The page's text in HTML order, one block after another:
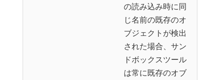
の読み込み時に同
じ名前の既存のオ
ブジェクトが検出
された場合、サン
ドボックスツール
は常に既存のオブ